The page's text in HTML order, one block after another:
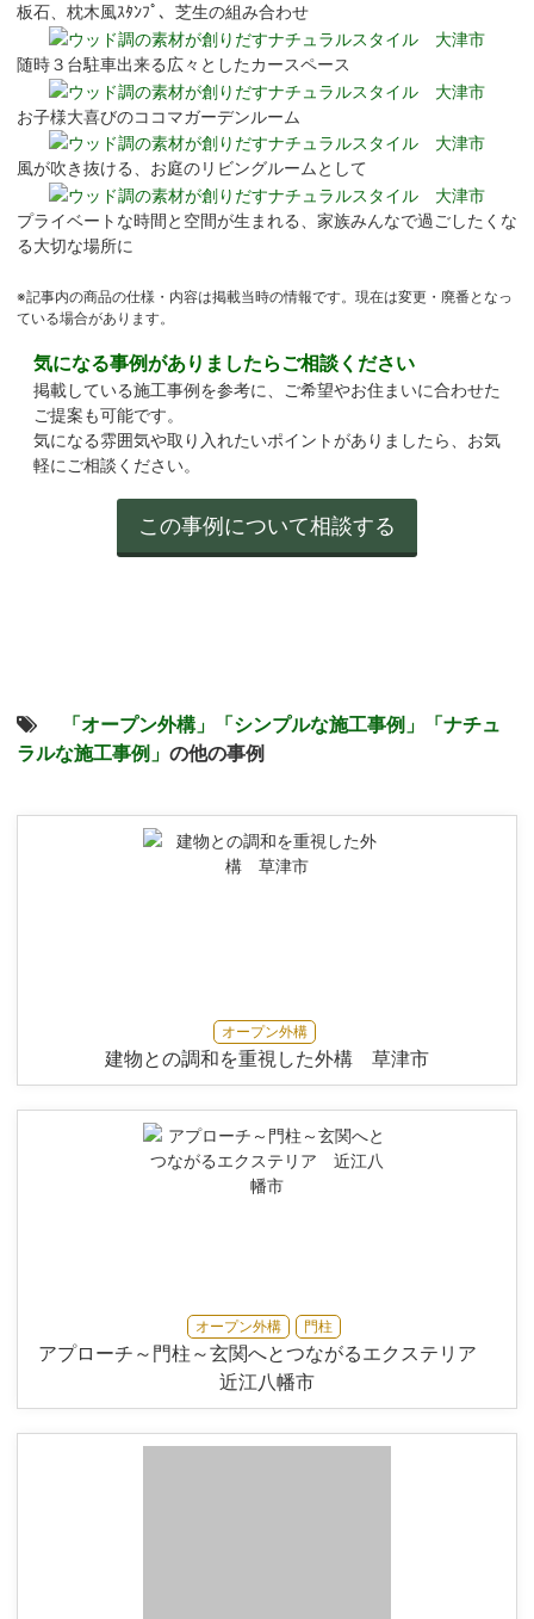
板石、枕木風ｽﾀﾝﾌﾟ、芝生の組み合わせ
随時３台駐車出来る広々としたカースペース
お子様大喜びのココマガーデンルーム
風が吹き抜ける、お庭のリビングルームとして
プライベートな時間と空間が生まれる、家族みんなで過ごしたくな
る大切な場所に
※記事内の商品の仕様・内容は掲載当時の情報です。現在は変更・廃番となっ
ている場合があります。
気になる事例がありましたらご相談ください
掲載している施工事例を参考に、ご希望やお住まいに合わせた
ご提案も可能です。
気になる雰囲気や取り入れたいポイントがありましたら、お気
軽にご相談ください。
「オープン外構」 「シンプルな施工事例」
「ナチュ
ラルな施工事例」 の他の事例
オープン外構
建物との調和を重視した外構 草津市
オープン外構 門柱
アプローチ～門柱～玄関へとつながるエクステリア
近江八幡市